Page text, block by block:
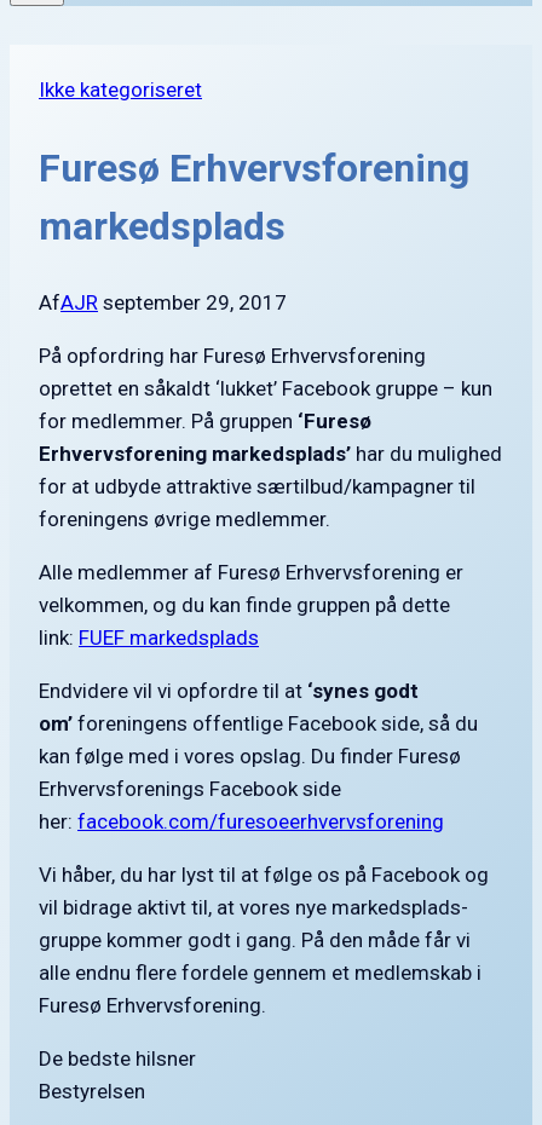
Ikke kategoriseret
Furesø Erhvervsforening
markedsplads
AfAJR september 29, 2017
På opfordring har Furesø Erhvervsforening
oprettet en såkaldt ‘lukket’ Facebook gruppe – kun
for medlemmer. På gruppen ‘Furesø
Erhvervsforening markedsplads’ har du mulighed
for at udbyde attraktive særtilbud/kampagner til
foreningens øvrige medlemmer.
Alle medlemmer af Furesø Erhvervsforening er
velkommen, og du kan finde gruppen på dette
link: FUEF markedsplads
Endvidere vil vi opfordre til at ‘synes godt
om’ foreningens offentlige Facebook side, så du
kan følge med i vores opslag. Du finder Furesø
Erhvervsforenings Facebook side
her: facebook.com/furesoeerhvervsforening
Vi håber, du har lyst til at følge os på Facebook og
vil bidrage aktivt til, at vores nye markedsplads-
gruppe kommer godt i gang. På den måde får vi
alle endnu flere fordele gennem et medlemskab i
Furesø Erhvervsforening.
De bedste hilsner
Bestyrelsen